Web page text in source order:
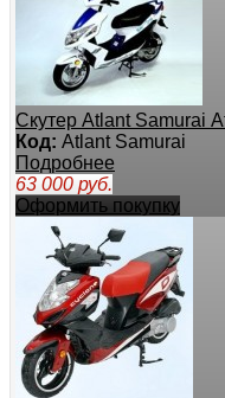
Скутер Atlant Samurai
Код: Atlant Samurai
Подробнее
63 000 руб.
Оформить покупку